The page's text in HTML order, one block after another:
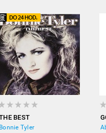
BEST
Bonnie Tyler